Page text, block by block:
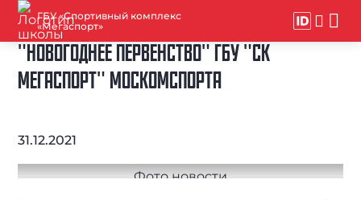
ГБУ «Спортивный комплекс
«Мегаспорт»
"НОВОГОДНЕЕ ПЕРВЕНСТВО" ГБУ "СК
МЕГАСПОРТ" МОСКОМСПОРТА
31.12.2021